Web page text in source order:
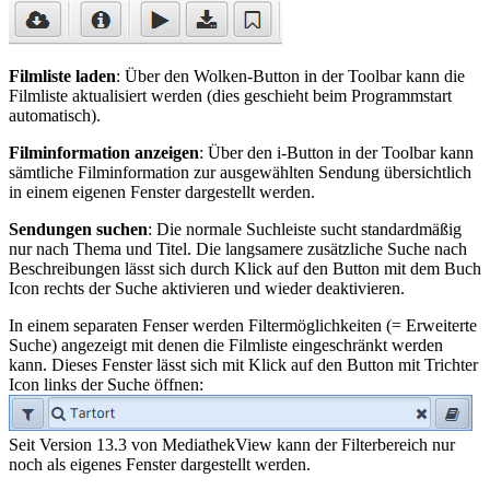
Filmliste laden: Über den Wolken-Button in der Toolbar kann die
Filmliste aktualisiert werden (dies geschieht beim Programmstart
automatisch).
Filminformation anzeigen: Über den i-Button in der Toolbar kann
sämtliche Filminformation zur ausgewählten Sendung übersichtlich
in einem eigenen Fenster dargestellt werden.
Sendungen suchen: Die normale Suchleiste sucht standardmäßig
nur nach Thema und Titel. Die langsamere zusätzliche Suche nach
Beschreibungen lässt sich durch Klick auf den Button mit dem Buch
Icon rechts der Suche aktivieren und wieder deaktivieren.
In einem separaten Fenser werden Filtermöglichkeiten (= Erweiterte
Suche) angezeigt mit denen die Filmliste eingeschränkt werden
kann. Dieses Fenster lässt sich mit Klick auf den Button mit Trichter
Icon links der Suche öffnen:
Seit Version 13.3 von MediathekView kann der Filterbereich nur
noch als eigenes Fenster dargestellt werden.